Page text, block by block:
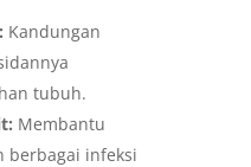
Kandungan
tubuh.
Membantu
berbagai infeksi